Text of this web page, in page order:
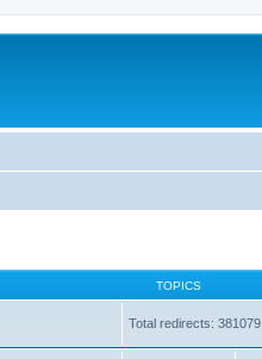
TOPICS
Total redirects: 381079